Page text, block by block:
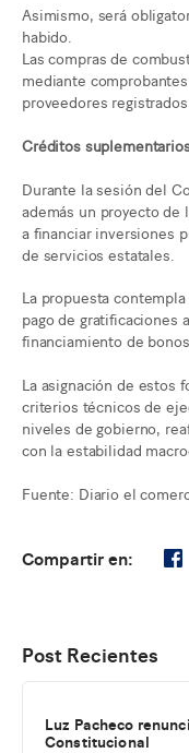
Asimismo, será
habido.
Las compras de
mediante
proveedores
Créditos
Durante la sesión del
además un proyecto
a financiar inversiones
de servicios estatales.
La propuesta
pago de gratificaciones
financiamiento de
La asignación de estos
criterios técnicos de
niveles de gobierno,
con la estabilidad
Fuente: Diario el
Compartir en:
Post Recientes
Luz Pacheco
Constitucional